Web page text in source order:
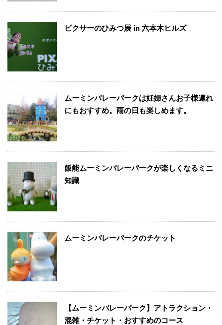
ピクサーのひみつ展 in 六本木ヒルズ
ムーミンバレーパークは妊婦さんお子様連れ
にもおすすめ。雨の日も楽しめます。
飯能ムーミンバレーパークが楽しくなるミニ
知識
ムーミンバレーパークのチケット
【ムーミンバレーパーク】アトラクション・
混雑・チケット・おすすめのコース